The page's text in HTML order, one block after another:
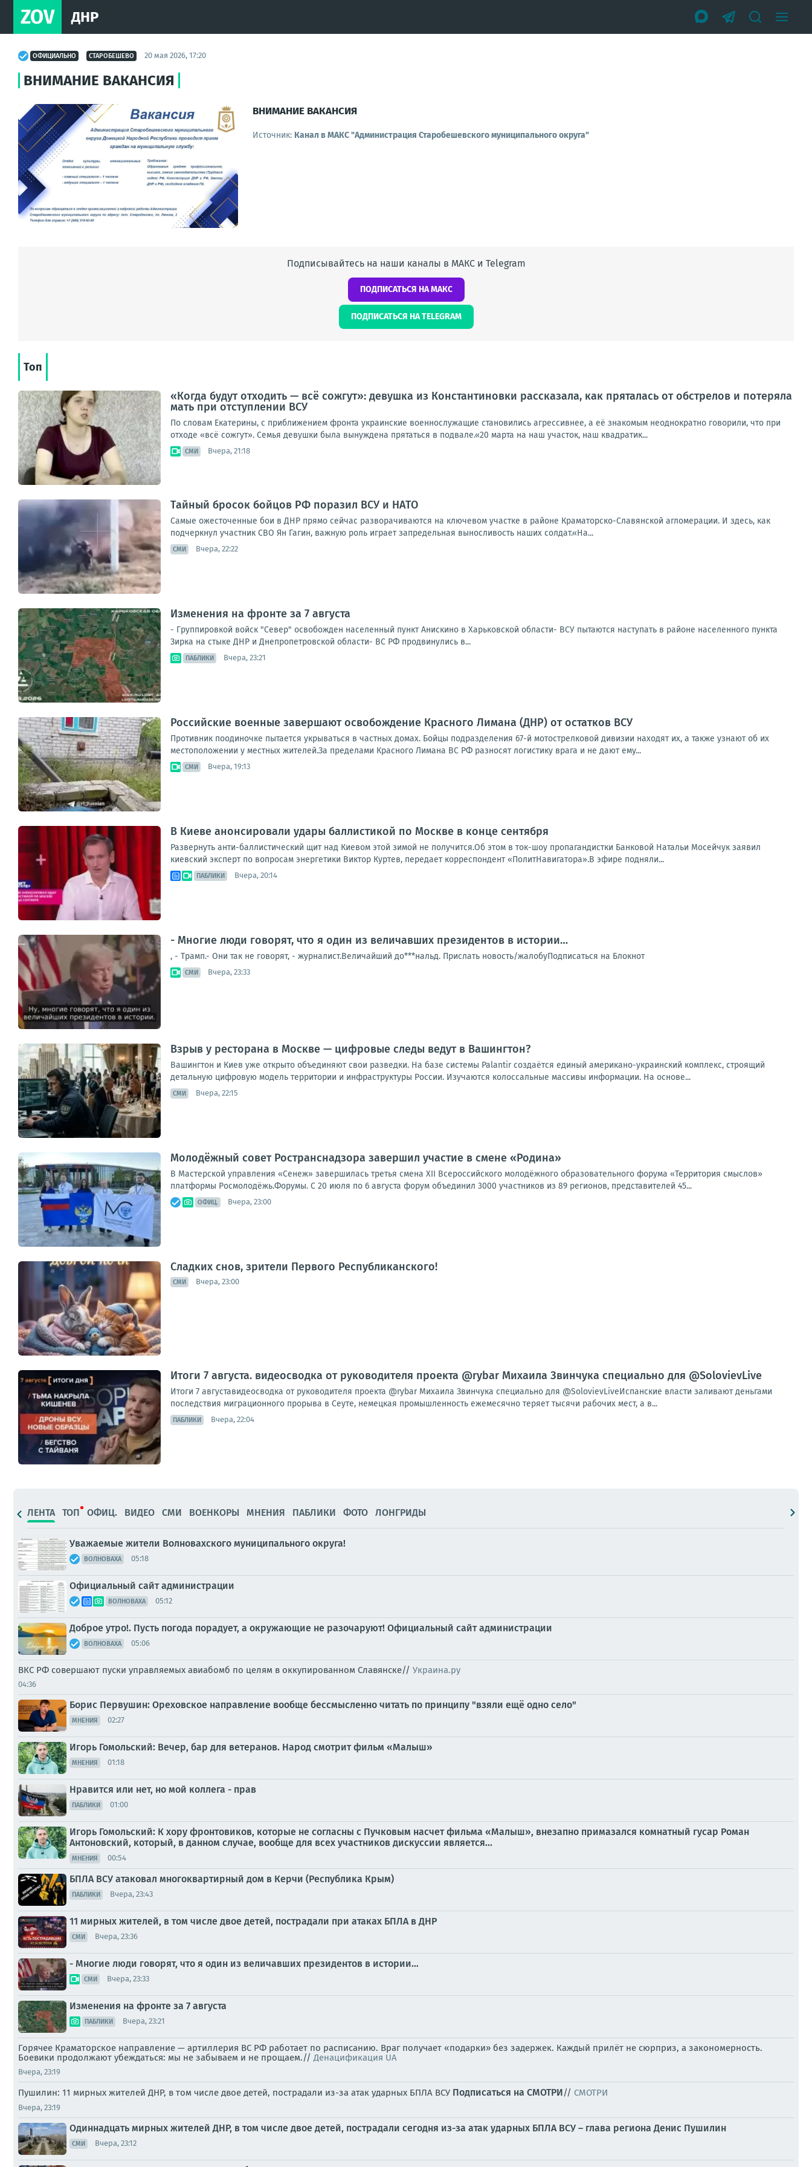
ZOV ДНР
ОФИЦИАЛЬНО СТАРОБЕШЕВО 20 мая 2026, 17:20
ВНИМАНИЕ ВАКАНСИЯ
ВНИМАНИЕ ВАКАНСИЯ
Источник: Канал в МАКС "Администрация Старобешевского муниципального округа"
Подписывайтесь на наши каналы в МАКС и Telegram
ПОДПИСАТЬСЯ НА МАКС
ПОДПИСАТЬСЯ НА TELEGRAM
Топ
«Когда будут отходить — всё сожгут»: девушка из Константиновки рассказала, как пряталась от обстрелов и потеряла
мать при отступлении ВСУ
По словам Екатерины, с приближением фронта украинские военнослужащие становились агрессивнее, а её знакомым неоднократно говорили, что при
отходе «всё сожгут». Семья девушки была вынуждена прятаться в подвале.«20 марта на наш участок, наш квадратик...
СМИ Вчера, 21:18
Тайный бросок бойцов РФ поразил ВСУ и НАТО
Самые ожесточенные бои в ДНР прямо сейчас разворачиваются на ключевом участке в районе Краматорско-Славянской агломерации. И здесь, как
подчеркнул участник СВО Ян Гагин, важную роль играет запредельная выносливость наших солдат.«На...
СМИ Вчера, 22:22
Изменения на фронте за 7 августа
- Группировкой войск "Север" освобожден населенный пункт Анискино в Харьковской области- ВСУ пытаются наступать в районе населенного пункта
Зирка на стыке ДНР и Днепропетровской области- ВС РФ продвинулись в...
ПАБЛИКИ Вчера, 23:21
Российские военные завершают освобождение Красного Лимана (ДНР) от остатков ВСУ
Противник поодиночке пытается укрываться в частных домах. Бойцы подразделения 67-й мотострелковой дивизии находят их, а также узнают об их
местоположении у местных жителей.За пределами Красного Лимана ВС РФ разносят логистику врага и не дают ему...
СМИ Вчера, 19:13
В Киеве анонсировали удары баллистикой по Москве в конце сентября
Развернуть анти-баллистический щит над Киевом этой зимой не получится.Об этом в ток-шоу пропагандистки Банковой Натальи Мосейчук заявил
киевский эксперт по вопросам энергетики Виктор Куртев, передает корреспондент «ПолитНавигатора».В эфире подняли...
ПАБЛИКИ Вчера, 20:14
- Многие люди говорят, что я один из величавших президентов в истории…
, - Трамп.- Они так не говорят, - журналист.Величайший до***нальд. Прислать новость/жалобуПодписаться на Блокнот
СМИ Вчера, 23:33
Взрыв у ресторана в Москве — цифровые следы ведут в Вашингтон?
Вашингтон и Киев уже открыто объединяют свои разведки. На базе системы Palantir создаётся единый американо-украинский комплекс, строящий
детальную цифровую модель территории и инфраструктуры России. Изучаются колоссальные массивы информации. На основе...
СМИ Вчера, 22:15
Молодёжный совет Ространснадзора завершил участие в смене «Родина»
В Мастерской управления «Сенеж» завершилась третья смена XII Всероссийского молодёжного образовательного форума «Территория смыслов»
платформы Росмолодёжь.Форумы. С 20 июля по 6 августа форум объединил 3000 участников из 89 регионов, представителей 45...
ОФИЦ. Вчера, 23:00
Сладких снов, зрители Первого Республиканского!
СМИ Вчера, 23:00
Итоги 7 августа. видеосводка от руководителя проекта @rybar Михаила Звинчука специально для @SolovievLive
Итоги 7 августавидеосводка от руководителя проекта @rybar Михаила Звинчука специально для @SolovievLiveИспанские власти заливают деньгами
последствия миграционного прорыва в Сеуте, немецкая промышленность ежемесячно теряет тысячи рабочих мест, а в...
ПАБЛИКИ Вчера, 22:04
ЛЕНТА ТОП ОФИЦ. ВИДЕО СМИ ВОЕНКОРЫ МНЕНИЯ ПАБЛИКИ ФОТО ЛОНГРИДЫ
Уважаемые жители Волновахского муниципального округа!
ВОЛНОВАХА 05:18
Официальный сайт администрации
ВОЛНОВАХА 05:12
Доброе утро!. Пусть погода порадует, а окружающие не разочаруют! Официальный сайт администрации
ВОЛНОВАХА 05:06
ВКС РФ совершают пуски управляемых авиабомб по целям в оккупированном Славянске// Украина.ру
04:36
Борис Первушин: Ореховское направление вообще бессмысленно читать по принципу "взяли ещё одно село"
МНЕНИЯ 02:27
Игорь Гомольский: Вечер, бар для ветеранов. Народ смотрит фильм «Малыш»
МНЕНИЯ 01:18
Нравится или нет, но мой коллега - прав
ПАБЛИКИ 01:00
Игорь Гомольский: К хору фронтовиков, которые не согласны с Пучковым насчет фильма «Малыш», внезапно примазался комнатный гусар Роман
Антоновский, который, в данном случае, вообще для всех участников дискуссии является...
МНЕНИЯ 00:54
БПЛА ВСУ атаковал многоквартирный дом в Керчи (Республика Крым)
ПАБЛИКИ Вчера, 23:43
11 мирных жителей, в том числе двое детей, пострадали при атаках БПЛА в ДНР
СМИ Вчера, 23:36
- Многие люди говорят, что я один из величавших президентов в истории…
СМИ Вчера, 23:33
Изменения на фронте за 7 августа
ПАБЛИКИ Вчера, 23:21
Горячее Краматорское направление — артиллерия ВС РФ работает по расписанию. Враг получает «подарки» без задержек. Каждый прилёт не сюрприз, а закономерность.
Боевики продолжают убеждаться: мы не забываем и не прощаем.// Денацификация UA
Вчера, 23:19
Пушилин: 11 мирных жителей ДНР, в том числе двое детей, пострадали из-за атак ударных БПЛА ВСУ Подписаться на СМОТРИ// СМОТРИ
Вчера, 23:19
Одиннадцать мирных жителей ДНР, в том числе двое детей, пострадали сегодня из-за атак ударных БПЛА ВСУ – глава региона Денис Пушилин
СМИ Вчера, 23:12